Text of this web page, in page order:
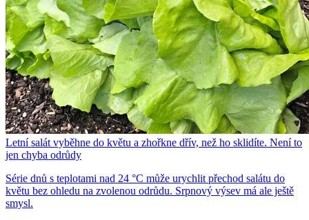
Letní salát vyběhne do květu a zhořkne dřív, než ho sklidíte. Není to
jen chyba odrůdy
Série dnů s teplotami nad 24 °C může urychlit přechod salátu do
květu bez ohledu na zvolenou odrůdu. Srpnový výsev má ale ještě
smysl.